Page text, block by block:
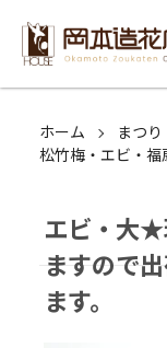
ホーム
まつ
松竹梅・エビ・
エビ・大★
ますので
ます。